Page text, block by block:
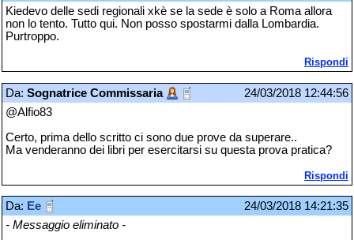
Kiedevo delle sedi regionali xkè se la sede è solo a Roma allora
non lo tento. Tutto qui. Non posso spostarmi dalla Lombardia.
Purtroppo.
Rispondi
Da: Sognatrice Commissaria
24/03/2018 12:44:56
@Alfio83
Certo, prima dello scritto ci sono due prove da superare..
Ma venderanno dei libri per esercitarsi su questa prova pratica?
Rispondi
Da: Ee
24/03/2018 14:21:35
- Messaggio eliminato -